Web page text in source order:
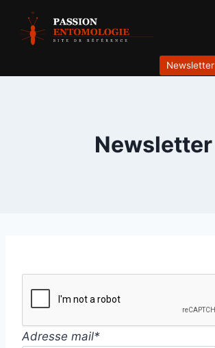
contenu
Newsletter
Newsletter
Adresse mail*